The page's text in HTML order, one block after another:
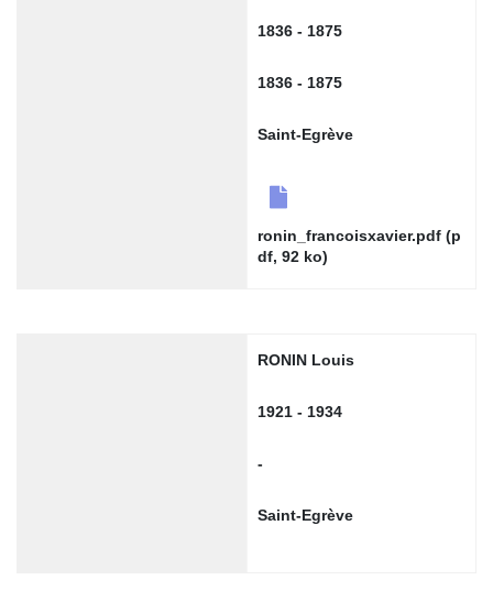
1836 - 1875
1836 - 1875
Saint-Egrève
ronin_francoisxavier.pdf (p
df, 92 ko)
RONIN Louis
1921 - 1934
-
Saint-Egrève